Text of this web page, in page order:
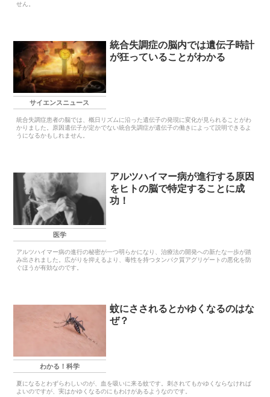
せん。
サイエンスニュース
統合失調症の脳内では遺伝子時計
が狂っていることがわかる
統合失調症患者の脳では、概日リズムに沿った遺伝子の発現に変化が見られることがわ
かりました。原因遺伝子が定かでない統合失調症が遺伝子の働きによって説明できるよ
うになるかもしれません。
医学
アルツハイマー病が進行する原因
をヒトの脳で特定することに成
功！
アルツハイマー病の進行の秘密が一つ明らかになり、治療法の開発への新たな一歩が踏
み出されました。広がりを抑えるより、毒性を持つタンパク質アグリゲートの悪化を防
ぐほうが有効なのです。
わかる！科学
蚊にさされるとかゆくなるのはな
ぜ？
夏になるとわずらわしいのが、血を吸いに来る蚊です。刺されてもかゆくならなければ
よいのですが、実はかゆくなるのにもわけがあるようなのです。